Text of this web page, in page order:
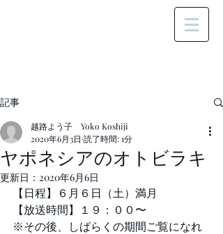
記事
ヤポネシアのオトビラキ
越路よう子 Yoko Koshiji
2020年6月3日 読了時間: 1分
更新日： 2020年6月6日
【日程】６月６日（土）満月
【放送時間】１９：００〜
※その後、しばらくの期間ご覧になれ